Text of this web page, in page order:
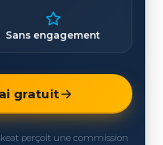
Sans engagement
gratuit
perçoit une commission